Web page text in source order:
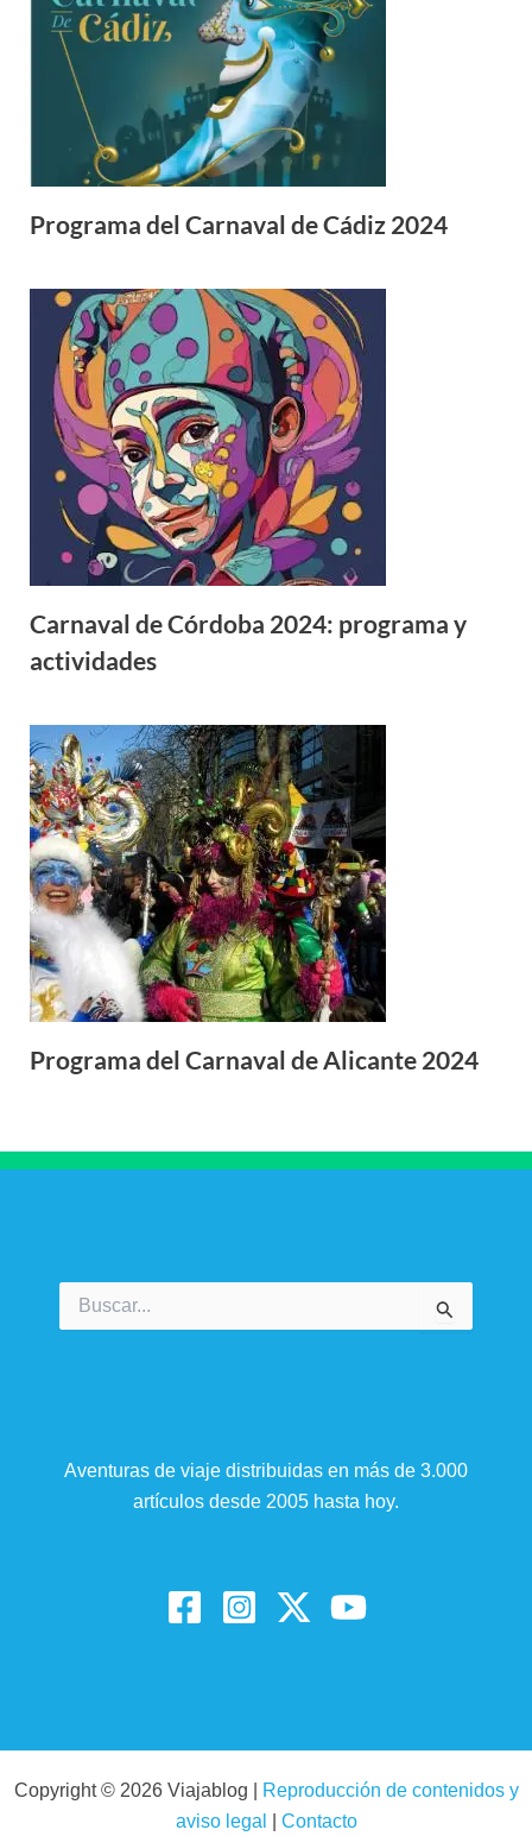
Programa del Carnaval de Cádiz 2024
Carnaval de Córdoba 2024: programa y
actividades
Programa del Carnaval de Alicante 2024
Buscar
por:
Aventuras de viaje distribuidas en más de 3.000
artículos desde 2005 hasta hoy.
Copyright © 2026 Viajablog |
Reproducción de contenidos y
aviso legal
Contacto